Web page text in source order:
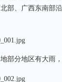
部、广西东南部
部分地区有大雨